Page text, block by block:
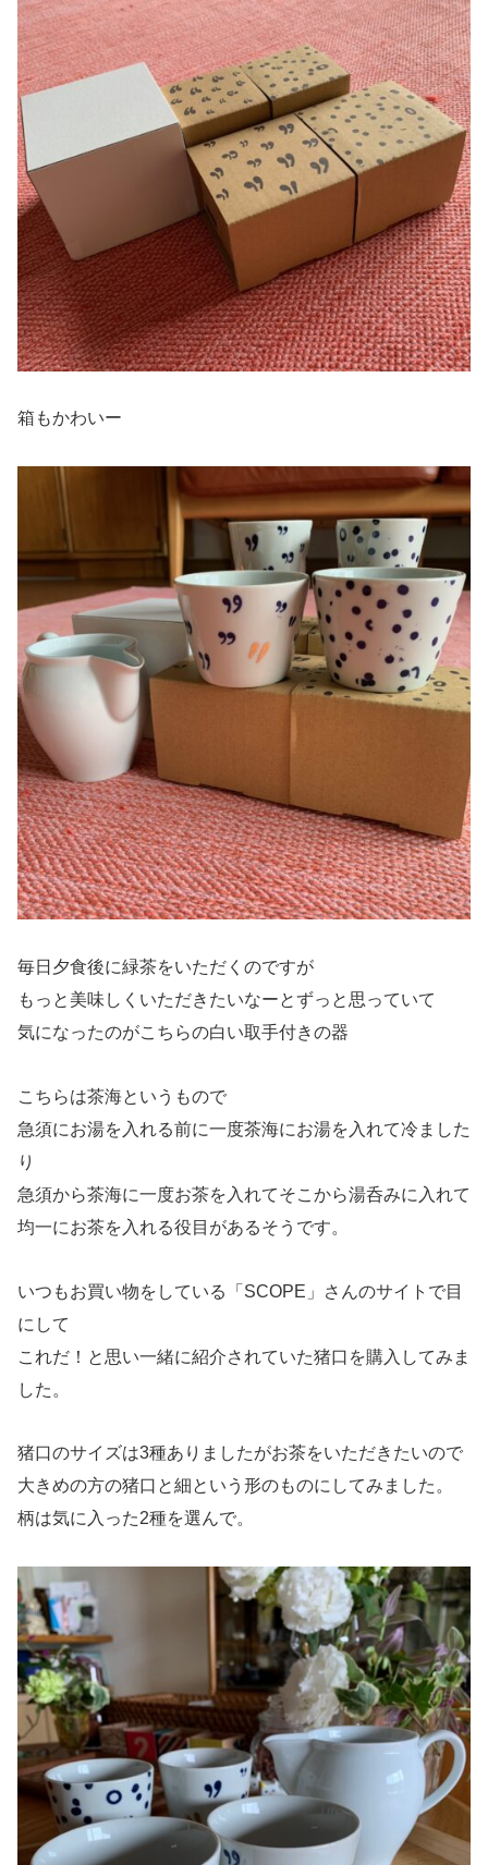
箱もかわいー
毎日夕食後に緑茶をいただくのですが
もっと美味しくいただきたいなーとずっと思っていて
気になったのがこちらの白い取手付きの器
こちらは茶海というもので
急須にお湯を入れる前に一度茶海にお湯を入れて冷ました
り
急須から茶海に一度お茶を入れてそこから湯呑みに入れて
均一にお茶を入れる役目があるそうです。
いつもお買い物をしている「SCOPE」さんのサイトで目
にして
これだ！と思い一緒に紹介されていた猪口を購入してみま
した。
猪口のサイズは3種ありましたがお茶をいただきたいので
大きめの方の猪口と細という形のものにしてみました。
柄は気に入った2種を選んで。